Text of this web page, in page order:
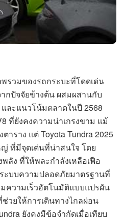
รวมของรถกระบะที่โดดเด่น
กปัจจัยข้างต้น ผสมผสานกับ
ละแนวโน้มตลาดในปี 2568
ที่ยังคงความน่าเกรงขาม แม้
าราง แต่ Toyota Tundra 2025
ที่มีจุดเด่นที่น่าสนใจ โดย
ลัง ที่ให้พละกำลังเหลือเฟือ
ะบบความปลอดภัยมาตรฐานที่
ความเร็วอัตโนมัติแบบแปรผัน
ช่วยให้การเดินทางไกลผ่อน
ยังคงมีข้อจำกัดเมื่อเทียบ